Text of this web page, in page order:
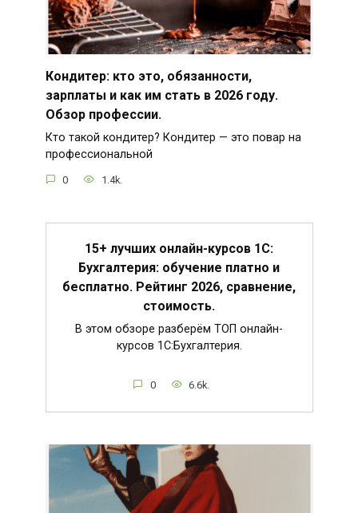
Кондитер: кто это, обязанности,
зарплаты и как им стать в 2026 году.
Обзор профессии.
Кто такой кондитер? Кондитер — это повар на
профессиональной
0 1.4k.
15+ лучших онлайн-курсов 1С:
Бухгалтерия: обучение платно и
бесплатно. Рейтинг 2026, сравнение,
стоимость.
В этом обзоре разберём ТОП онлайн-
курсов 1С:Бухгалтерия.
0 6.6k.